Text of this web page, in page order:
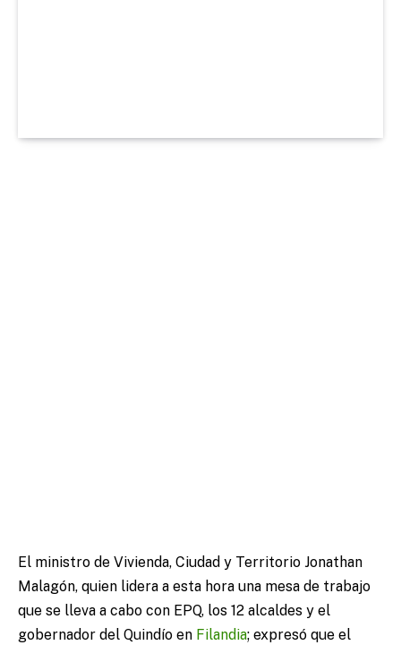
El ministro de Vivienda, Ciudad y Territorio Jonathan
Malagón, quien lidera a esta hora una mesa de trabajo
que se lleva a cabo con EPQ, los 12 alcaldes y el
gobernador del Quindío en Filandia; expresó que el